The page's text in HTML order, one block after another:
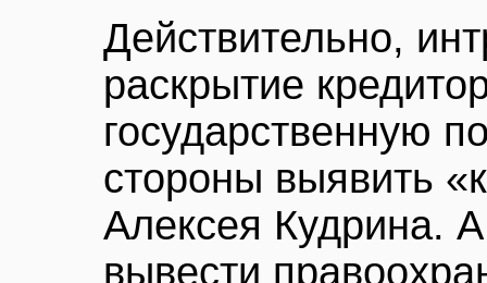
Действительно,
раскрытие
государственную
стороны выявить
Алексея Кудрина.
вывести